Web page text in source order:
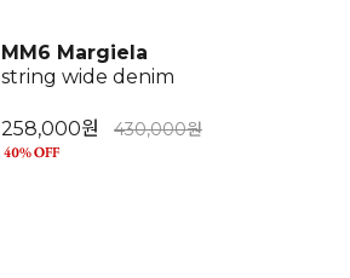
MM6 Margiela
string wide denim
258,000원 430,000원